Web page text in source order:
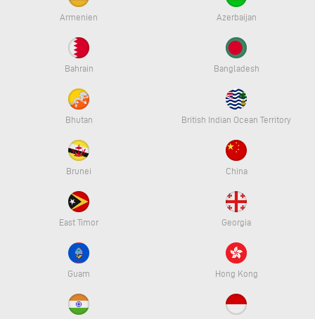
Armenien Azerbaijan
Bahrain Bangladesh
Bhutan British Indian Ocean Territory
Brunei China
East Timor Georgia
Guam Hong Kong